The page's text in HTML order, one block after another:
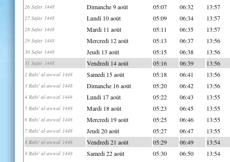
26 Safar 1448 Dimanche 9 août 05:07 06:32 13:57
27 Safar 1448 Lundi 10 août 05:09 06:34 13:57
28 Safar 1448 Mardi 11 août 05:11 06:35 13:57
29 Safar 1448 Mercredi 12 août 05:13 06:37 13:56
30 Safar 1448 Jeudi 13 août 05:15 06:38 13:56
31 Safar 1448 Vendredi 14 août 05:16 06:39 13:56
2 Rabi' al-awwal 1448 Samedi 15 août 05:18 06:41 13:56
3 Rabi' al-awwal 1448 Dimanche 16 août 05:20 06:42 13:56
4 Rabi' al-awwal 1448 Lundi 17 août 05:22 06:43 13:55
5 Rabi' al-awwal 1448 Mardi 18 août 05:23 06:45 13:55
6 Rabi' al-awwal 1448 Mercredi 19 août 05:25 06:46 13:55
7 Rabi' al-awwal 1448 Jeudi 20 août 05:27 06:47 13:55
8 Rabi' al-awwal 1448 Vendredi 21 août 05:29 06:49 13:54
9 Rabi' al-awwal 1448 Samedi 22 août 05:30 06:50 13:54